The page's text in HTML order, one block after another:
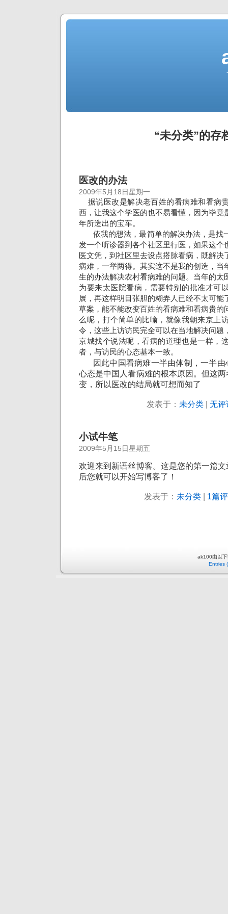
“未分类”的存
医改的办法
2009年5月18日星期一
据说医改是解决老百姓的看病难和看病
西，让我这个学医的也不易看懂，因为毕竟
年所造出的宝车。
依我的想法，最简单的解决办法，是找
发一个听诊器到各个社区里行医，如果这个
医文凭，到社区里去设点搭脉看病，既解决
病难，一举两得。其实这不是我的创造，当
生的办法解决农村看病难的问题。当年的太
为要来太医院看病，需要特别的批准才可
展，再这样明目张胆的糊弄人已经不太可能
草案，能不能改变百姓的看病难和看病贵的
么呢，打个简单的比喻，就像我朝来京上
令，这些上访访民完全可以在当地解决问题
京城找个说法呢，看病的道理也是一样，
者，与访民的心态基本一致。
因此中国看病难一半由体制，一半
心态是中国人看病难的根本原因。但这
变，所以医改的结局就可想而知了
发表于： 未分类| 无评
小试牛笔
2009年5月15日星期五
欢迎来到新语丝博客。这是您的第一篇
后您就可以开始写博客了！
发表于： 未分类 1篇
ak100由以
Entries